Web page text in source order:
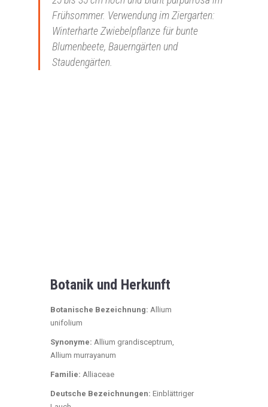
Frühsommer. Verwendung im Ziergarten:
Winterharte Zwiebelpflanze für bunte
Blumenbeete, Bauerngärten und
Staudengärten.
Botanik und Herkunft
Botanische Bezeichnung: Allium
unifolium
Synonyme: Allium grandisceptrum,
Allium murrayanum
Familie: Alliaceae
Deutsche Bezeichnungen: Einblättriger